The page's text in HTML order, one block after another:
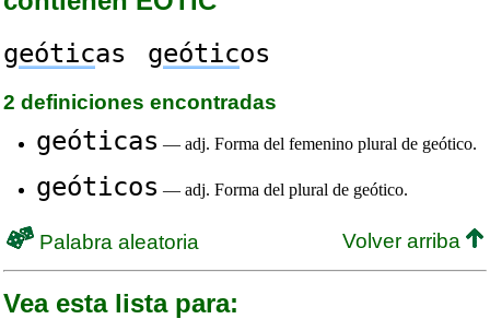
geóticas geóticos
2 definiciones encontradas
geóticas — adj. Forma del femenino plural de geótico.
geóticos — adj. Forma del plural de geótico.
Palabra aleatoria Volver arriba
Vea esta lista para: